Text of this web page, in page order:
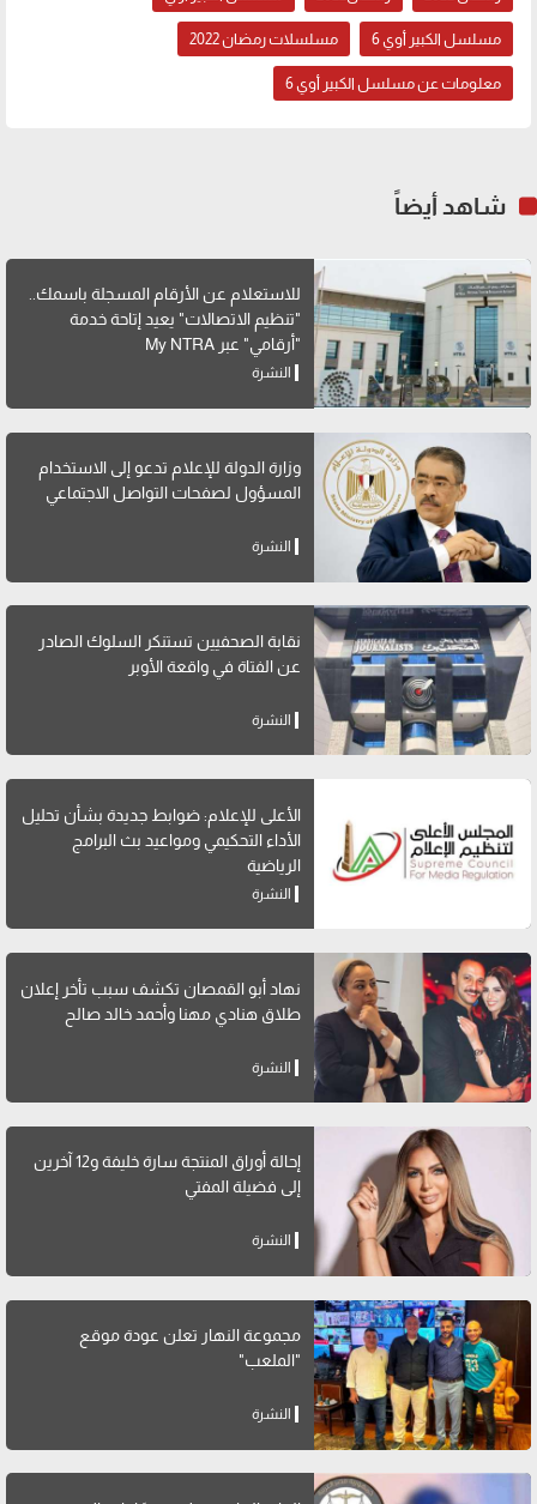
مسلسل الكبير أوي 6 مسلسلات رمضان 2022
معلومات عن مسلسل الكبير أوي 6
شاهد أيضاً
للاستعلام عن الأرقام المسجلة باسمك..
"تنظيم الاتصالات" يعيد إتاحة خدمة
"أرقامي" عبر My NTRA
النشرة
وزارة الدولة للإعلام تدعو إلى الاستخدام
المسؤول لصفحات التواصل الاجتماعي
النشرة
نقابة الصحفيين تستنكر السلوك الصادر
عن الفتاة في واقعة الأوبر
النشرة
الأعلى للإعلام: ضوابط جديدة بشأن تحليل
الأداء التحكيمي ومواعيد بث البرامج
الرياضية
النشرة
نهاد أبو القمصان تكشف سبب تأخر إعلان
طلاق هنادي مهنا وأحمد خالد صالح
النشرة
إحالة أوراق المنتجة سارة خليفة و12 آخرين
إلى فضيلة المفتي
النشرة
مجموعة النهار تعلن عودة موقع
"الملعب"
النشرة